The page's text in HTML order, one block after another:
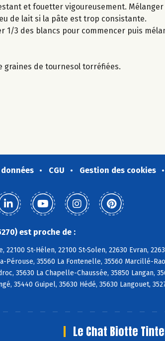
et fouetter vigoureusement. Mélanger
de lait si la pâte est trop consistante.
1/3 des blancs pour commencer puis
graines de tournesol torréfiées.
CGU Gestion des cookies
est proche de :
St-Hélen, 22100 St-Solen, 22630 Evran,
Pérouse, 35560 La Fontenelle, 35560 Marcillé-
35630 La Chapelle-Chaussée, 35850 Langan,
35440 Guipel, 35630 Hédé, 35630 Langouet,
Le Chat Biotte